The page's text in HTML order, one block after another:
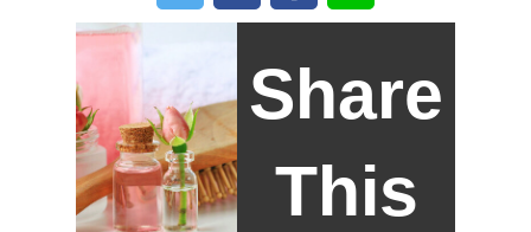
Share
This